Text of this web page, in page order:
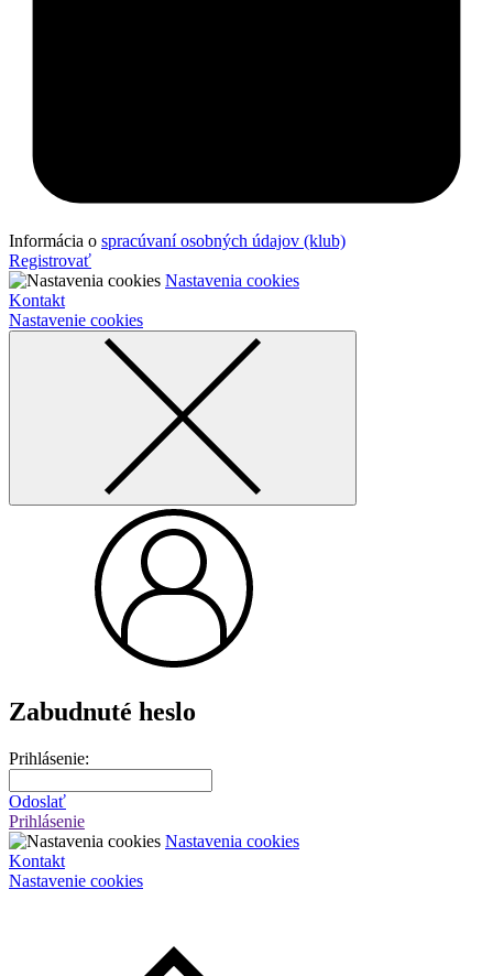
Informácia o spracúvaní osobných údajov (klub)
Registrovať
Nastavenia cookies
Kontakt
Nastavenie cookies
Zabudnuté heslo
Prihlásenie:
Odoslať
Prihlásenie
Nastavenia cookies
Kontakt
Nastavenie cookies